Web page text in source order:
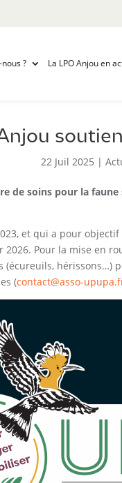
? La LPO Anjou en
22 Juil 2025 |
de soins pour la
et qui a pour
2026. Pour la mise en
(contact@asso-